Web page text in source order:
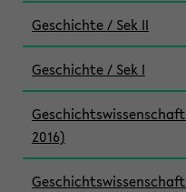
Geschichte / Sek II
Geschichte / Sek I
2016)